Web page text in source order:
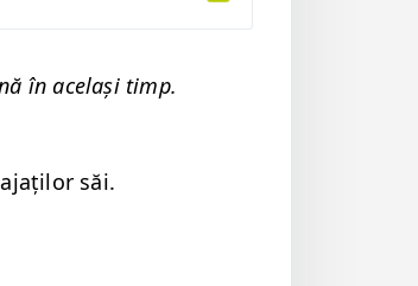
în ace­lași timp.
săi.